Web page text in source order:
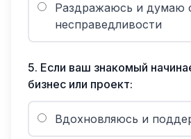
Раздражаюсь и думаю
несправедливости
5. Если ваш знакомый
бизнес или проект:
Вдохновляюсь и